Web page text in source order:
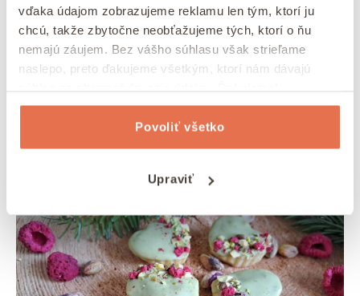
vďaka údajom zobrazujeme reklamu len tým, ktorí ju
chcú, takže zbytočne neobťažujeme tých, ktorí o ňu
nemajú záujem. Bez vášho súhlasu však strieľame
naslepo, preto ďakujeme všetkým, ktorí nám dávajú
Povoliť všetko
Upraviť
Vnútro upečeného korpusu môžete potrieť
čokoládoua z pistáciového krému vytvoriť
pomocou cukrárskeho vrecka špirálu.
iného likéru pre výraznejšiu arómu.
Zvoľte netradičnú formičku
srdiečko namiesto klasickej okrúhlej.